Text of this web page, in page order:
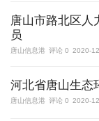
唐山市路北区人
员
唐山信息港 评论 0 2020-
河北省唐山生态
唐山信息港 评论 0 2020-